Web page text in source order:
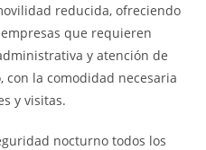
reducida, ofreciendo
que requieren
y atención de
la comodidad necesaria
y visitas.
nocturno todos los